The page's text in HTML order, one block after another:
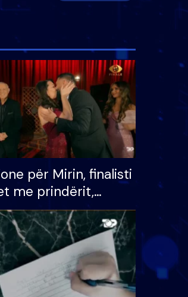
për Mirin, finalisti
me prindërit,
dhe bashkëshorten:
ndonjë letër divorci